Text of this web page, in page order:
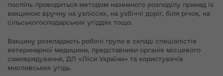
поспіль проводиться методом наземного розподілу принад із
вакциною вручну на узліссях, на узбіччі доріг, біля річок, на
сільськогосподарських угіддях тощо.
Вакцину розкладають робочі групи в складі спеціалістів
ветеринарної медицини, представники органів місцевого
самоврядування, ДП «Ліси України» та користувачів
мисливських угідь.